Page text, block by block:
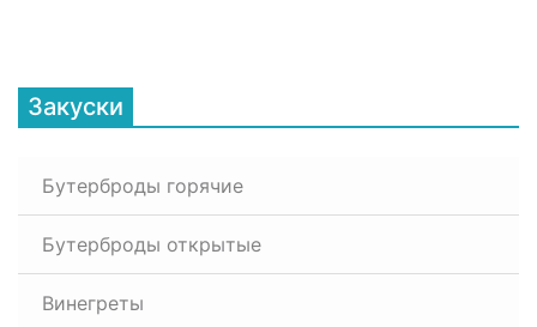
Закуски
Бутерброды горячие
Бутерброды открытые
Винегреты